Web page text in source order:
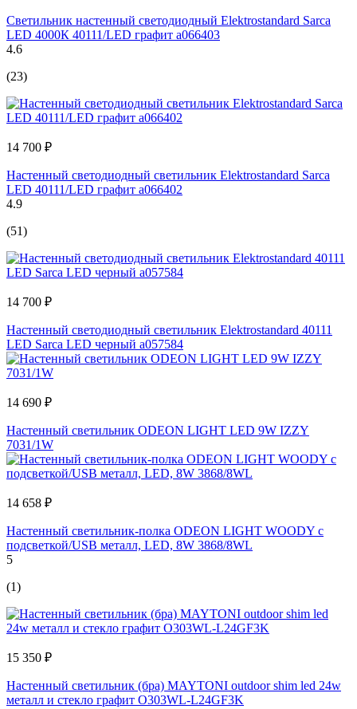
Светильник настенный светодиодный Elektrostandard Sarca
LED 4000К 40111/LED графит a066403
4.6
(23)
14 700 ₽
Настенный светодиодный светильник Elektrostandard Sarca
LED 40111/LED графит a066402
4.9
(51)
14 700 ₽
Настенный светодиодный светильник Elektrostandard 40111
LED Sarca LED черный a057584
14 690 ₽
Настенный светильник ODEON LIGHT LED 9W IZZY
7031/1W
14 658 ₽
Настенный светильник-полка ODEON LIGHT WOODY с
подсветкой/USB металл, LED, 8W 3868/8WL
5
(1)
15 350 ₽
Настенный светильник (бра) MAYTONI outdoor shim led 24w
металл и стекло графит O303WL-L24GF3K